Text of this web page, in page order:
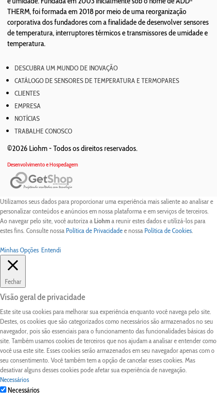
THERM, foi formada em 2018 por meio de uma reorganização
corporativa dos fundadores com a finalidade de desenvolver sensores
de temperatura, interruptores térmicos e transmissores de umidade e
temperatura.
DESCUBRA UM MUNDO DE INOVAÇÃO
CATÁLOGO DE SENSORES DE TEMPERATURA E TERMOPARES
CLIENTES
EMPRESA
NOTÍCIAS
TRABALHE CONOSCO
©2026 Liohm - Todos os direitos reservados.
Desenvolvimento e Hospedagem
Utilizamos seus dados para proporcionar uma experiência mais saliente ao analisar e
personalizar conteúdos e anúncios em nossa plataforma e em serviços de terceiros.
Ao navegar pelo site, você autoriza a Liohma reunir estes dados e utilizá-los para
estes fins. Consulte nossa Política de Privacidadee nossa Política de Cookies.
Minhas Opções Entendi
Fechar
Visão geral de privacidade
Este site usa cookies para melhorar sua experiência enquanto você navega pelo site.
Destes, os cookies que são categorizados como necessários são armazenados no seu
navegador, pois são essenciais para o funcionamento das funcionalidades básicas do
site. Também usamos cookies de terceiros que nos ajudam a analisar e entender como
você usa este site. Esses cookies serão armazenados em seu navegador apenas com o
seu consentimento. Você também tem a opção de cancelar esses cookies. Mas
desativar alguns desses cookies pode afetar sua experiência de navegação.
Necessários
Necessários